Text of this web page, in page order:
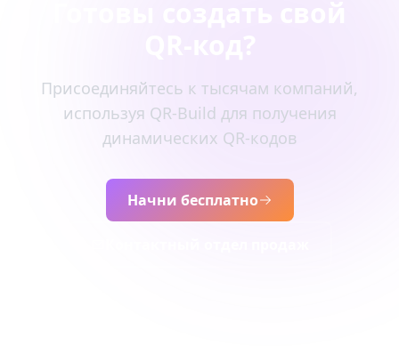
Присоединяйтесь к тысячам компаний,
используя QR-Build для получения
динамических QR-кодов
Начни бесплатно